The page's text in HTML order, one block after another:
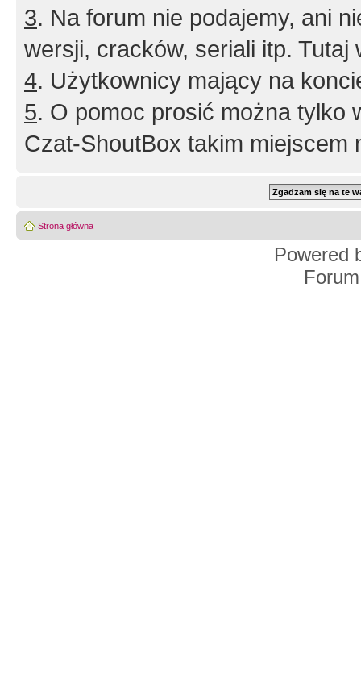
3. Na forum nie podajemy, ani
wersji, cracków, seriali itp. Tutaj
4. Użytkownicy mający na
5. O pomoc prosić można tylko
Czat-ShoutBox takim miejscem
Strona główna
Powered